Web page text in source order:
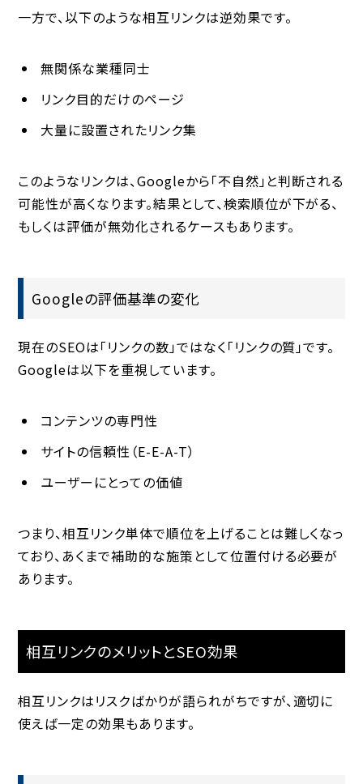
一方で、以下のような相互リンクは逆効果です。
無関係な業種同士
リンク目的だけのページ
大量に設置されたリンク集
このようなリンクは、Googleから「不自然」と判断される
可能性が高くなります。結果として、検索順位が下がる、
もしくは評価が無効化されるケースもあります。
Googleの評価基準の変化
現在のSEOは「リンクの数」ではなく「リンクの質」です。
Googleは以下を重視しています。
コンテンツの専門性
サイトの信頼性（E-E-A-T）
ユーザーにとっての価値
つまり、相互リンク単体で順位を上げることは難しくなっ
ており、あくまで補助的な施策として位置付ける必要が
あります。
相互リンクのメリットとSEO効果
相互リンクはリスクばかりが語られがちですが、適切に
使えば一定の効果もあります。